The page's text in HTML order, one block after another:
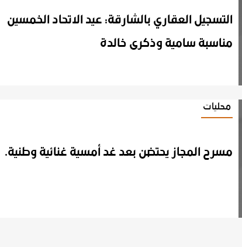
التسجيل العقاري بالشارقة: عيد الاتحاد الخمسين
مناسبة سامية وذكرى خالدة
محليات
مسرحالمجاز يحتضنبعدغدأمسيةغنائيةوطنية.